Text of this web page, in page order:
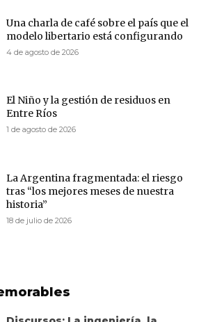
Una charla de café sobre el país que el
modelo libertario está configurando
4 de agosto de 2026
El Niño y la gestión de residuos en
Entre Ríos
1 de agosto de 2026
La Argentina fragmentada: el riesgo
tras “los mejores meses de nuestra
historia”
18 de julio de 2026